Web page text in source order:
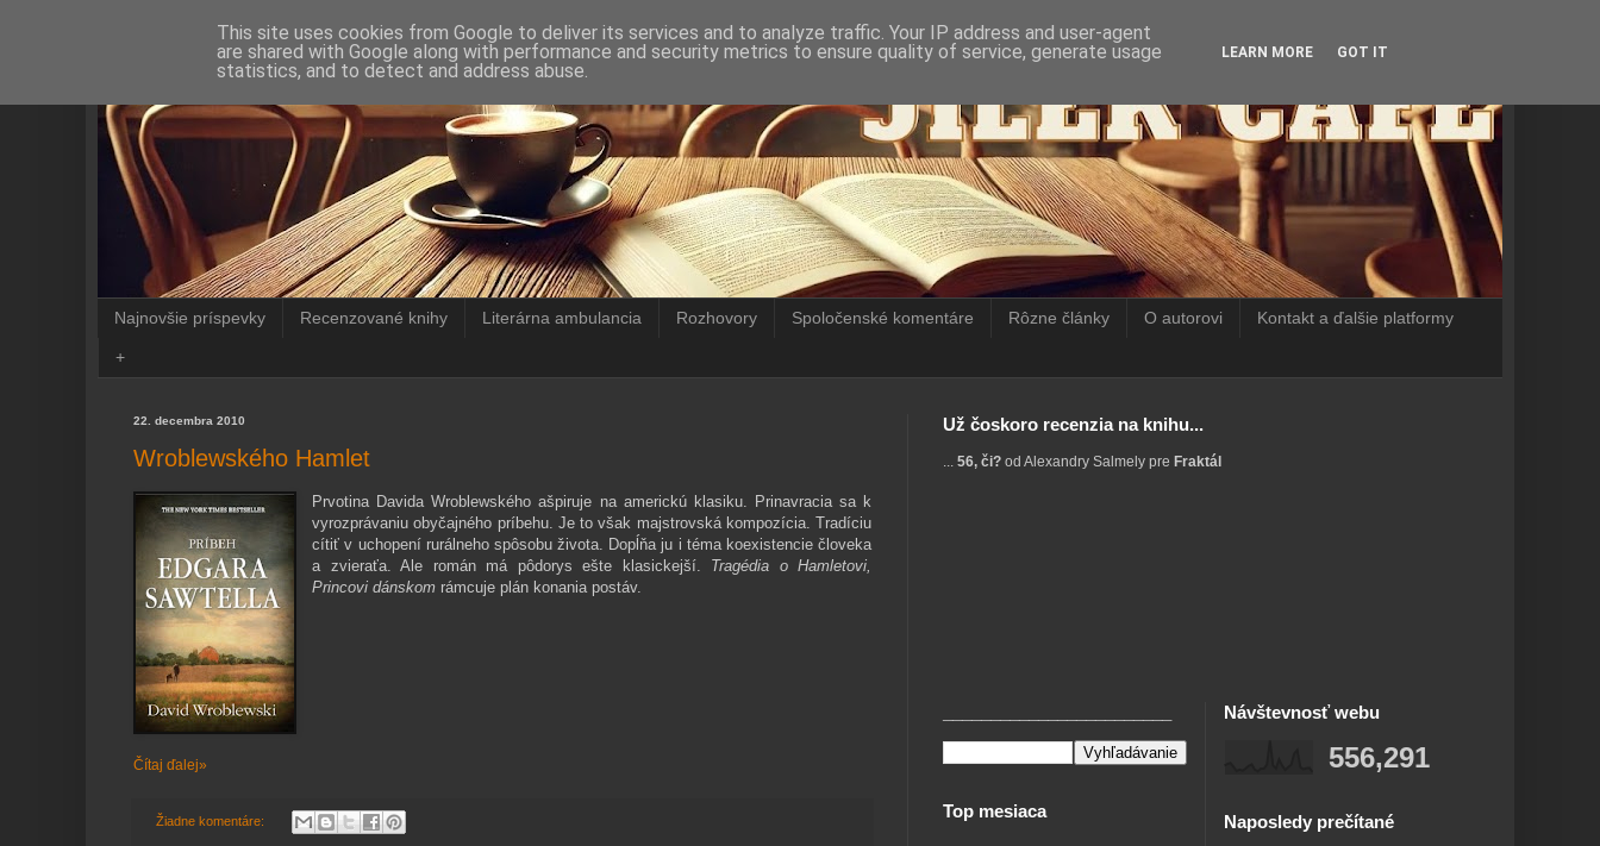
Najnovšie príspevky Recenzované knihy Literárna ambulancia Rozhovory Spoločenské komentáre Rôzne články O autorovi Kontakt a ďalšie platformy
+
22. decembra 2010
Wroblewského Hamlet
Prvotina Davida Wroblewského ašpiruje na americkú klasiku. Prinavracia sa k
vyrozprávaniu obyčajného príbehu. Je to však majstrovská kompozícia. Tradíciu
cítiť v uchopení rurálneho spôsobu života. Dopĺňa ju i téma koexistencie človeka
a zvieraťa. Ale román má pôdorys ešte klasickejší. Tragédia o Hamletovi,
Princovi dánskom rámcuje plán konania postáv.
Čítaj ďalej»
Žiadne komentáre:
Už čoskoro recenzia na knihu...
56, či? od Alexandry Salmely pre Fraktál
Top mesiaca
Návštevnosť webu
556,291
Naposledy prečítané
This site uses cookies from Google to deliver its services and to analyze traffic. Your IP address and user-agent
are shared with Google along with performance and security metrics to ensure quality of service, generate usage
statistics, and to detect and address abuse.
LEARN MORE GOT IT